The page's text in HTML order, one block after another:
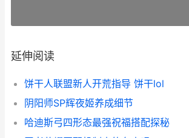
延伸阅读
饼干人联盟新人开荒指导 饼干lol
阴阳师SP辉夜姬养成细节
哈迪斯弓四形态最强祝福搭配探秘